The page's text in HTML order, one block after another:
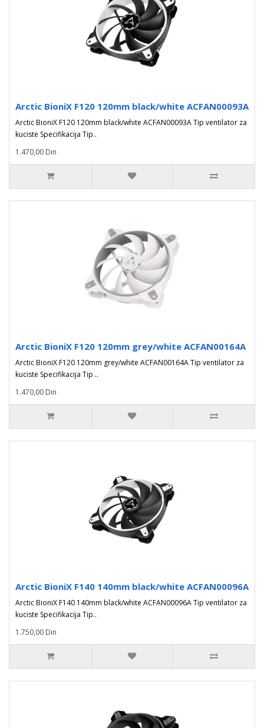
Arctic BioniX F120 120mm black/white ACFAN00093A
Arctic BioniX F120 120mm black/white ACFAN00093A Tip ventilator za
kuciste Specifikacija Tip..
1.470,00 Din
Arctic BioniX F120 120mm grey/white ACFAN00164A
Arctic BioniX F120 120mm grey/white ACFAN00164A Tip ventilator za
kuciste Specifikacija Tip ..
1.470,00 Din
Arctic BioniX F140 140mm black/white ACFAN00096A
Arctic BioniX F140 140mm black/white ACFAN00096A Tip ventilator za
kuciste Specifikacija Tip..
1.750,00 Din